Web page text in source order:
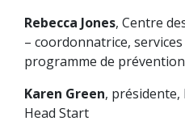
Rebecca Jones, Centre
– coordonnatrice,
programme de
Karen Green,
Head Start